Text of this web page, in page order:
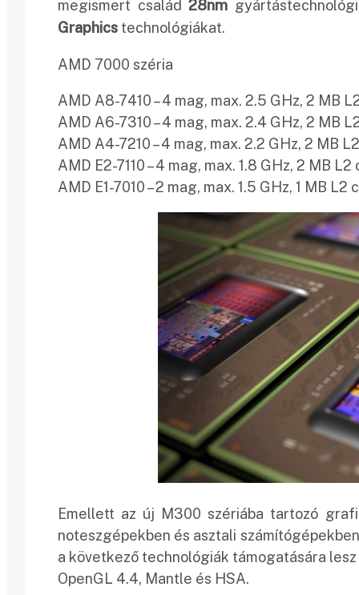
megismert család28nm
Graphics technológiákat.
AMD 7000 széria
AMD A8-7410 – 4 mag, max. 2.5 GHz, 2 MB
AMD A6-7310 – 4 mag, max. 2.4 GHz, 2 MB
AMD A4-7210 – 4 mag, max. 2.2 GHz, 2 MB
AMD E2-7110 – 4 mag, max. 1.8 GHz, 2 MB
AMD E1-7010 – 2 mag, max. 1.5 GHz, 1 MB
Emellett az új M300 szériába tartozó
noteszgépekben és asztali
a következő technológiák támogatására lesz
OpenGL 4.4, Mantle és HSA.